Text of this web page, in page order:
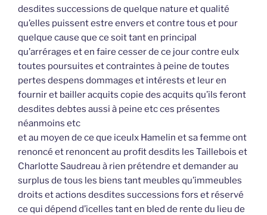
desdites successions de quelque nature et qualité
qu’elles puissent estre envers et contre tous et pour
quelque cause que ce soit tant en principal
qu’arrérages et en faire cesser de ce jour contre eulx
toutes poursuites et contraintes à peine de toutes
pertes despens dommages et intérests et leur en
fournir et bailler acquits copie des acquits qu’ils feront
desdites debtes aussi à peine etc ces présentes
néanmoins etc
et au moyen de ce que iceulx Hamelin et sa femme ont
renoncé et renoncent au profit desdits les Taillebois et
Charlotte Saudreau à rien prétendre et demander au
surplus de tous les biens tant meubles qu’immeubles
droits et actions desdites successions fors et réservé
ce qui dépend d’icelles tant en bled de rente du lieu de